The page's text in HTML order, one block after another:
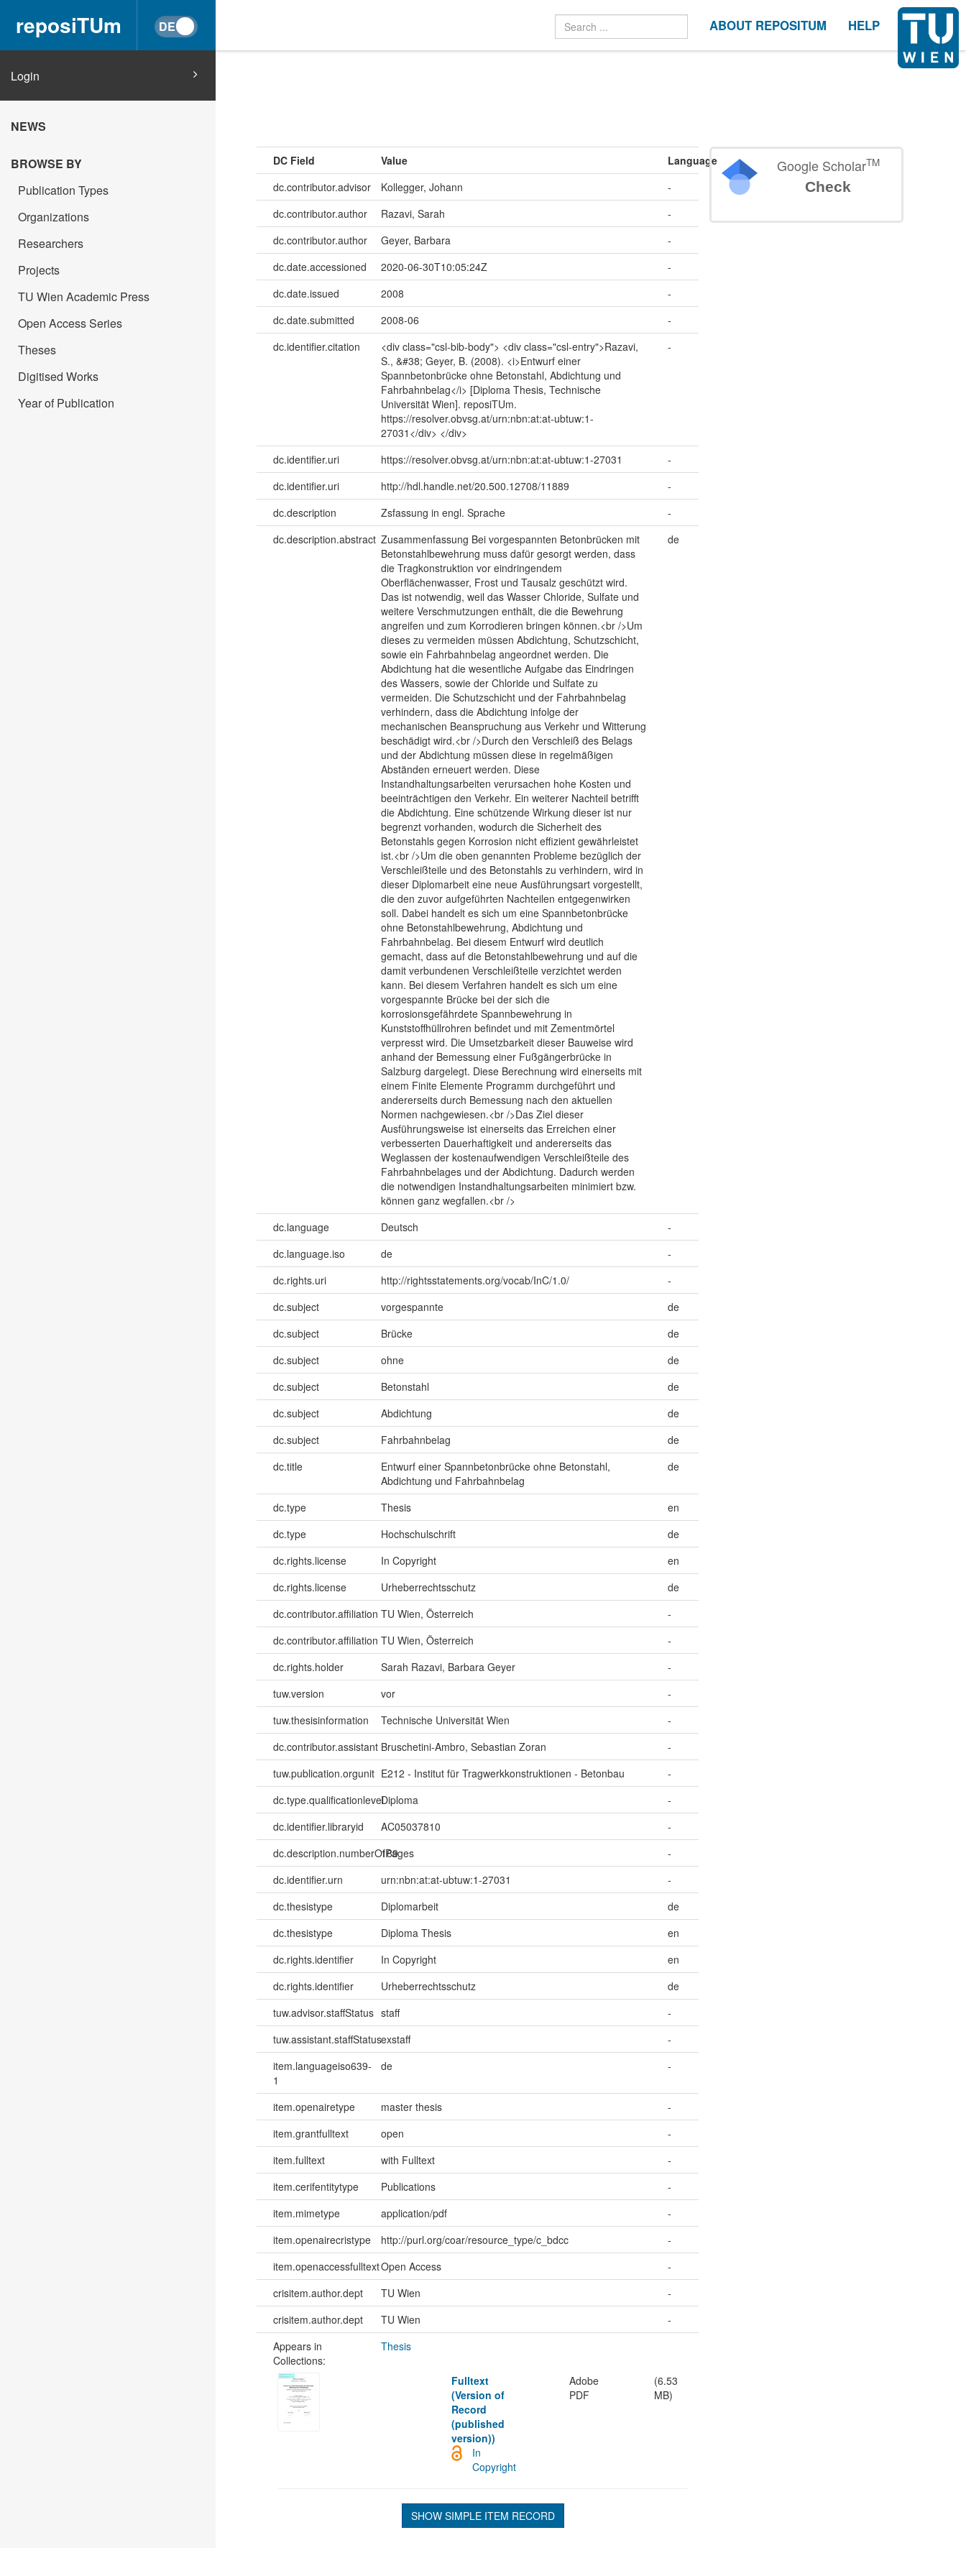
reposiTUm ABOUT REPOSITUM HELP
Login
NEWS
BROWSE BY
Publication Types
Organizations
Researchers
Projects
TU Wien Academic Press
Open Access Series
Theses
Digitised Works
Year of Publication
DC Field Value
Language
dc.contributor.advisor
Kollegger, Johann
-
dc.contributor.author
Razavi, Sarah
-
dc.contributor.author
Geyer, Barbara
-
dc.date.accessioned
2020-06-30T10:05:24Z
-
dc.date.issued
2008
-
dc.date.submitted
2008-06
-
dc.identifier.citation
<div class="csl-bib-body"> <div class="csl-entry">Razavi,
S., &#38; Geyer, B. (2008). <i>Entwurf einer
Spannbetonbrücke ohne Betonstahl, Abdichtung und
Fahrbahnbelag</i> [Diploma Thesis, Technische
Universität Wien]. reposiTUm.
https://resolver.obvsg.at/urn:nbn:at:at-ubtuw:1-
27031</div> </div>
-
dc.identifier.uri https://resolver.obvsg.at/urn:nbn:at:at-ubtuw:1-27031
-
dc.identifier.uri
http://hdl.handle.net/20.500.12708/11889
-
dc.description
Zsfassung in engl. Sprache
-
dc.description.abstract Zusammenfassung Bei vorgespannten Betonbrücken mit
Betonstahlbewehrung muss dafür gesorgt werden, dass
die Tragkonstruktion vor eindringendem
Oberflächenwasser, Frost und Tausalz geschützt wird.
Das ist notwendig, weil das Wasser Chloride, Sulfate und
weitere Verschmutzungen enthält, die die Bewehrung
angreifen und zum Korrodieren bringen können.<br />Um
dieses zu vermeiden müssen Abdichtung, Schutzschicht,
sowie ein Fahrbahnbelag angeordnet werden. Die
Abdichtung hat die wesentliche Aufgabe das Eindringen
des Wassers, sowie der Chloride und Sulfate zu
vermeiden. Die Schutzschicht und der Fahrbahnbelag
verhindern, dass die Abdichtung infolge der
mechanischen Beanspruchung aus Verkehr und Witterung
beschädigt wird.<br />Durch den Verschleiß des Belags
und der Abdichtung müssen diese in regelmäßigen
Abständen erneuert werden. Diese
Instandhaltungsarbeiten verursachen hohe Kosten und
beeinträchtigen den Verkehr. Ein weiterer Nachteil betrifft
die Abdichtung. Eine schützende Wirkung dieser ist nur
begrenzt vorhanden, wodurch die Sicherheit des
Betonstahls gegen Korrosion nicht effizient gewährleistet
ist.<br />Um die oben genannten Probleme bezüglich der
Verschleißteile und des Betonstahls zu verhindern, wird in
dieser Diplomarbeit eine neue Ausführungsart vorgestellt,
die den zuvor aufgeführten Nachteilen entgegenwirken
soll. Dabei handelt es sich um eine Spannbetonbrücke
ohne Betonstahlbewehrung, Abdichtung und
Fahrbahnbelag. Bei diesem Entwurf wird deutlich
gemacht, dass auf die Betonstahlbewehrung und auf die
damit verbundenen Verschleißteile verzichtet werden
kann. Bei diesem Verfahren handelt es sich um eine
vorgespannte Brücke bei der sich die
korrosionsgefährdete Spannbewehrung in
Kunststoffhüllrohren befindet und mit Zementmörtel
verpresst wird. Die Umsetzbarkeit dieser Bauweise wird
anhand der Bemessung einer Fußgängerbrücke in
Salzburg dargelegt. Diese Berechnung wird einerseits mit
einem Finite Elemente Programm durchgeführt und
andererseits durch Bemessung nach den aktuellen
Normen nachgewiesen.<br />Das Ziel dieser
Ausführungsweise ist einerseits das Erreichen einer
verbesserten Dauerhaftigkeit und andererseits das
Weglassen der kostenaufwendigen Verschleißteile des
Fahrbahnbelages und der Abdichtung. Dadurch werden
die notwendigen Instandhaltungsarbeiten minimiert bzw.
können ganz wegfallen.<br />
de
dc.language Deutsch
-
dc.language.iso
de
-
dc.rights.uri
http://rightsstatements.org/vocab/InC/1.0/
-
dc.subject
vorgespannte
de
dc.subject
Brücke
de
dc.subject
ohne
de
dc.subject
Betonstahl
de
dc.subject
Abdichtung
de
dc.subject
Fahrbahnbelag
de
dc.title
Entwurf einer Spannbetonbrücke ohne Betonstahl,
Abdichtung und Fahrbahnbelag
de
dc.type Thesis
en
dc.type
Hochschulschrift
de
dc.rights.license
In Copyright
en
dc.rights.license
Urheberrechtsschutz
de
dc.contributor.affiliation TU Wien, Österreich
-
dc.contributor.affiliation TU Wien, Österreich
-
dc.rights.holder
Sarah Razavi, Barbara Geyer
-
tuw.version
vor
-
tuw.thesisinformation
Technische Universität Wien
-
dc.contributor.assistant Bruschetini-Ambro, Sebastian Zoran
-
tuw.publication.orgunit E212 - Institut für Tragwerkkonstruktionen - Betonbau
-
dc.type.qualificationlevelDiploma
-
dc.identifier.libraryid
AC05037810
-
dc.description.numberOfPages
189
-
dc.identifier.urn
urn:nbn:at:at-ubtuw:1-27031
-
dc.thesistype
Diplomarbeit
de
dc.thesistype
Diploma Thesis
en
dc.rights.identifier
In Copyright
en
dc.rights.identifier
Urheberrechtsschutz
de
tuw.advisor.staffStatus staff
-
tuw.assistant.staffStatusexstaff
-
item.languageiso639-
1
de -
item.openairetype master thesis
-
item.grantfulltext
open
-
item.fulltext
with Fulltext
-
item.cerifentitytype
Publications
-
item.mimetype
application/pdf
-
item.openairecristype
http://purl.org/coar/resource_type/c_bdcc
-
item.openaccessfulltextOpen Access
-
crisitem.author.dept
TU Wien
-
crisitem.author.dept
TU Wien
-
Appears in
Collections:
Thesis
Fulltext
(Version of
Record
(published
version))
Adobe
PDF
(6.53
MB)
In
Copyright
SHOW SIMPLE ITEM RECORD
Google ScholarTM
Check